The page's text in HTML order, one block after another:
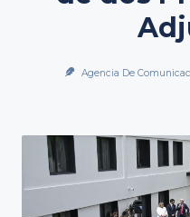
Agencia De